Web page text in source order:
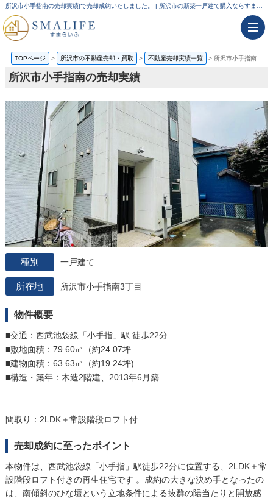
TOPページ > 所沢市の不動産売却・買取 > 不動産売却実績一覧 > 所沢市小手指南
所沢市小手指南の売却実績
一戸建て
所沢市小手指南3丁目
物件概要
■交通：西武池袋線「小手指」駅 徒歩22分
■敷地面積：79.60㎡（約24.07坪
■建物面積：63.63㎡（約19.24坪)
■構造・築年：木造2階建、2013年6月築
間取り：2LDK＋常設階段ロフト付
売却成約に至ったポイント
本物件は、西武池袋線「小手指」駅徒歩22分に位置する、2LDK＋常
設階段ロフト付きの再生住宅です 。成約の大きな決め手となったの
は、南傾斜のひな壇という立地条件による抜群の陽当たりと開放感